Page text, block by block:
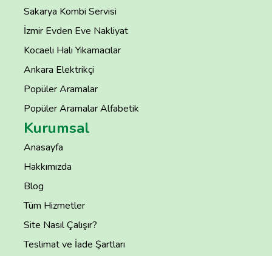
Sakarya Kombi Servisi
İzmir Evden Eve Nakliyat
Kocaeli Halı Yıkamacılar
Ankara Elektrikçi
Popüler Aramalar
Popüler Aramalar Alfabetik
Kurumsal
Anasayfa
Hakkımızda
Blog
Tüm Hizmetler
Site Nasıl Çalışır?
Teslimat ve İade Şartları